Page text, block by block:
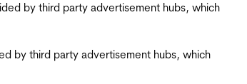
by third party advertisement hubs, which
by third party advertisement hubs, which